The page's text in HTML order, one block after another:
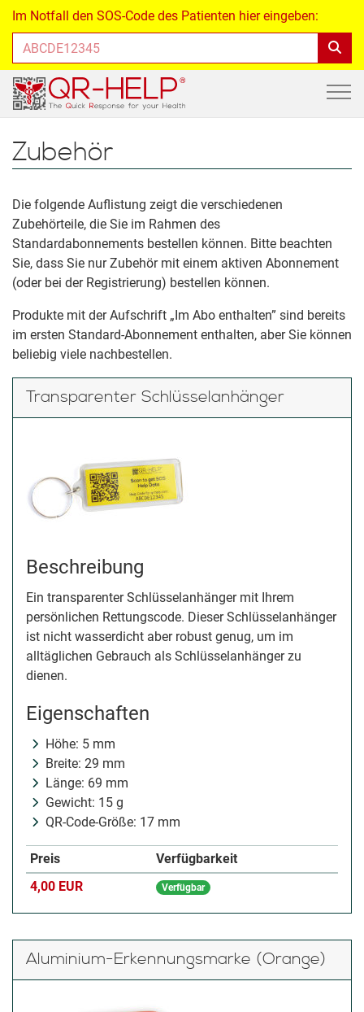
Im Notfall den SOS-Code des Patienten hier eingeben:
Zubehör
Die folgende Auflistung zeigt die verschiedenen
Zubehörteile, die Sie im Rahmen des
Standardabonnements bestellen können. Bitte beachten
Sie, dass Sie nur Zubehör mit einem aktiven Abonnement
(oder bei der Registrierung) bestellen können.
Produkte mit der Aufschrift „Im Abo enthalten” sind bereits
im ersten Standard-Abonnement enthalten, aber Sie können
beliebig viele nachbestellen.
Transparenter Schlüsselanhänger
Beschreibung
Ein transparenter Schlüsselanhänger mit Ihrem
persönlichen Rettungscode. Dieser Schlüsselanhänger
ist nicht wasserdicht aber robust genug, um im
alltäglichen Gebrauch als Schlüsselanhänger zu
dienen.
Eigenschaften
Höhe: 5 mm
Breite: 29 mm
Länge: 69 mm
Gewicht: 15 g
QR-Code-Größe: 17 mm
Preis
Verfügbarkeit
4,00 EUR
Verfügbar
Aluminium-Erkennungsmarke (Orange)